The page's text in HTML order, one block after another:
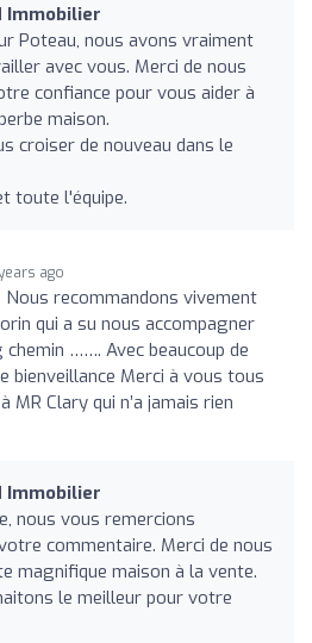
Immobilier
Poteau, nous avons vraiment
avec vous. Merci de nous
confiance pour vous aider à
maison.
croiser de nouveau dans le
toute l'équipe.
ago
Nous recommandons vivement
qui a su nous accompagner
……. Avec beaucoup de
bienveillance Merci à vous tous
Clary qui n’a jamais rien
Immobilier
nous vous remercions
commentaire. Merci de nous
magnifique maison à la vente.
le meilleur pour votre